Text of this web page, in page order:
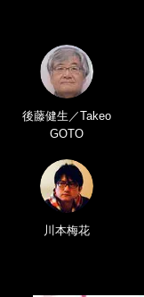
後藤健生／Takeo
GOTO
川本梅花